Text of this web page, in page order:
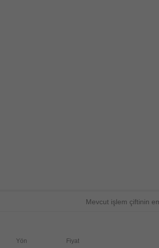
Mevcut işlem çiftinin
Yön Fiyat